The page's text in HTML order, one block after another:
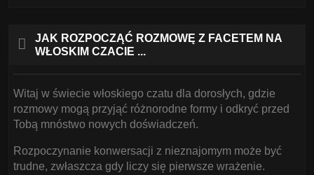
JAK ROZPOCZĄĆ ROZMOWĘ Z FACETEM NA
WŁOSKIM CZACIE ...
Witaj w świecie włoskiego czatu dla dorosłych, gdzie
rozmowy mogą przyjąć różnorodne formy i odkryć przed
Tobą mnóstwo nowych doświadczeń.
Rozpoczynanie konwersacji z nieznajomym może być
trudne, zwłaszcza gdy liczy się pierwsze wrażenie.